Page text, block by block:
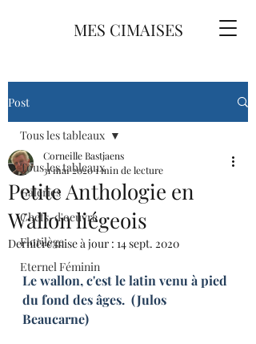
MES CIMAISES
Post
Tous les tableaux
Galeries
Chefs-d'oeuvre
Florilège
Eternel Féminin
Tous les tableaux
Petite Anthologie en
Wallon liégeois
Corneille Bastjaens
31 mai 20201 min de lecture
Dernière mise à jour : 14 sept. 2020
Le wallon, c'est le latin venu à pied
du fond des âges.  (Julos
Beaucarne)